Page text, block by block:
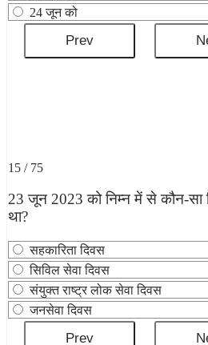
24 जून को
15 / 75
23 जून 2023 को निम्न में से कौन-सा
था?
सहकारिता दिवस
सिविल सेवा दिवस
संयुक्त राष्ट्र लोक सेवा दिवस
जनसेवा दिवस